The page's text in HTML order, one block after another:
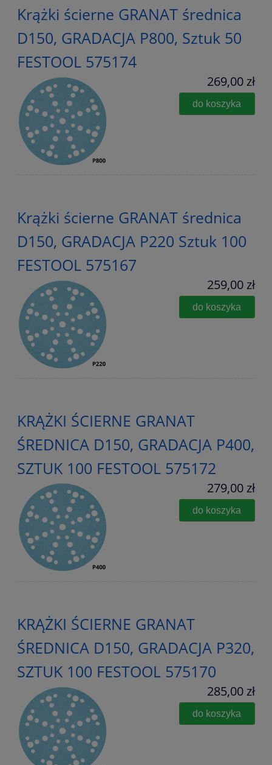
Krążki ścierne GRANAT średnica
D150, GRADACJA P800, Sztuk 50
FESTOOL 575174
269,00 zł
do koszyka
Krążki ścierne GRANAT średnica
D150, GRADACJA P220 Sztuk 100
FESTOOL 575167
259,00 zł
do koszyka
KRĄŻKI ŚCIERNE GRANAT
ŚREDNICA D150, GRADACJA P400,
SZTUK 100 FESTOOL 575172
279,00 zł
do koszyka
KRĄŻKI ŚCIERNE GRANAT
ŚREDNICA D150, GRADACJA P320,
SZTUK 100 FESTOOL 575170
285,00 zł
do koszyka